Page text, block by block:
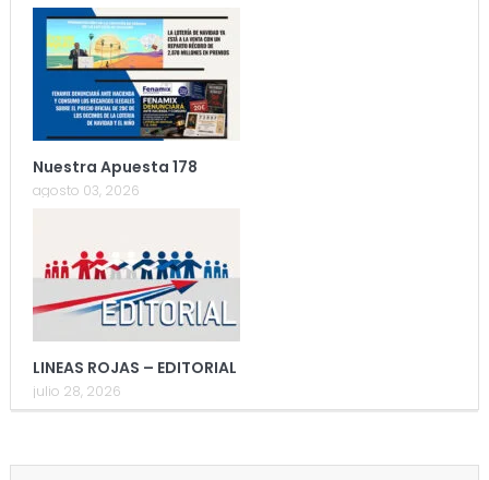
Nuestra Apuesta 178
agosto 03, 2026
LINEAS ROJAS – EDITORIAL
julio 28, 2026